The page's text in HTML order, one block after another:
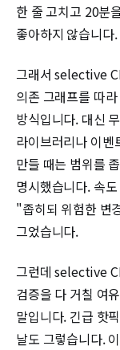
한 줄 고치고 20분
좋아하지 않습니다.
그래서 selective
의존 그래프를 따
방식입니다. 대신
라이브러리나 이벤
만들 때는 범위를
명시했습니다. 속
"좁히되 위험한 변
그었습니다.
그런데 selective
검증을 다 거칠 여
말입니다. 긴급 핫
날도 그렇습니다.